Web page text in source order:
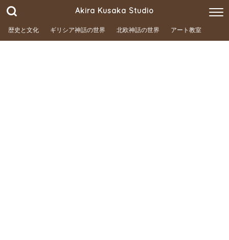
Akira Kusaka Studio
歴史と文化 ギリシア神話の世界 北欧神話の世界 アート教室